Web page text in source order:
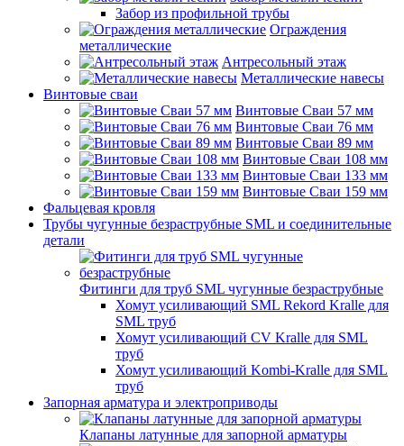
Забор из профильной трубы
Ограждения
металлические
Антресольный этаж
Металлические навесы
Винтовые сваи
Винтовые Сваи 57 мм
Винтовые Сваи 76 мм
Винтовые Сваи 89 мм
Винтовые Сваи 108 мм
Винтовые Сваи 133 мм
Винтовые Сваи 159 мм
Фальцевая кровля
Трубы чугунные безраструбные SML и соединительные
детали
Фитинги для труб SML чугунные безраструбные
Хомут усиливающий SML Rekord Kralle для
SML труб
Хомут усиливающий CV Kralle для SML
труб
Хомут усиливающий Kombi-Kralle для SML
труб
Запорная арматура и электроприводы
Клапаны латунные для запорной арматуры